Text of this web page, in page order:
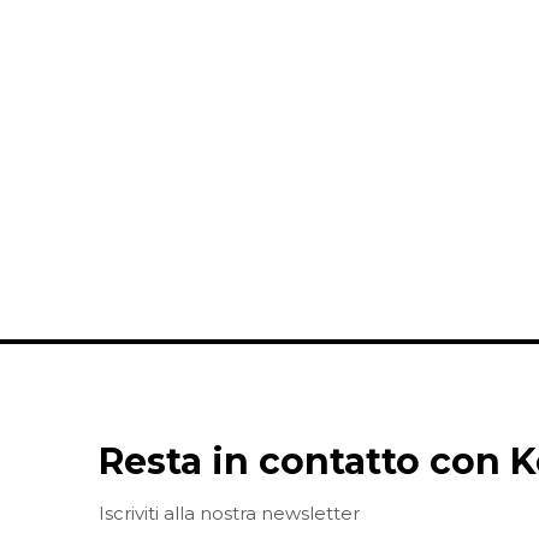
Resta in contatto con
Iscriviti alla nostra newsletter